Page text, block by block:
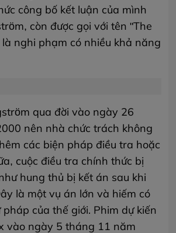
công bố kết luận của mình
còn được gọi với tên "The
nghi phạm có nhiều khả năng
qua đời vào ngày 26
nên nhà chức trách không
các biện pháp điều tra hoặc
cuộc điều tra chính thức bị
hung thủ bị kết án sau khi
là một vụ án lớn và hiếm có
của thế giới. Phim dự kiến
vào ngày 5 tháng 11 năm